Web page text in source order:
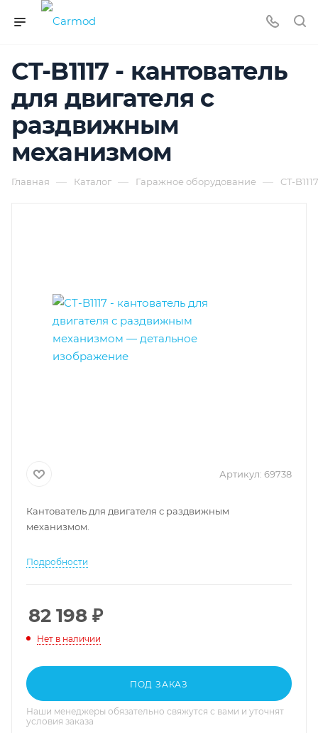
CT-B1117 - кантователь
для двигателя с
раздвижным
механизмом
Главная — Каталог — Гаражное оборудование — CT-
Артикул: 69738
Кантователь для двигателя с раздвижным
механизмом.
Подробности
82 198 ₽
Нет в наличии
ПОД ЗАКАЗ
Наши менеджеры обязательно свяжутся с вами и уточнят
условия заказа